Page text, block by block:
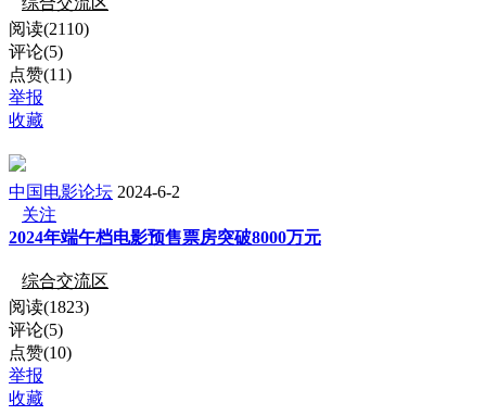
阅读(2110)
评论(5)
点赞(11)
举报
收藏
中国电影论坛 2024-6-2
关注
2024年端午档电影预售票房突破8000万元
综合交流区
阅读(1823)
评论(5)
点赞(10)
举报
收藏